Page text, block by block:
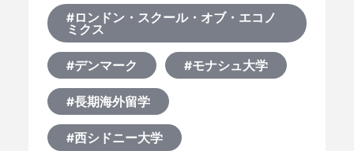
#ロンドン・スクール・オブ・エコノ
ミクス
#デンマーク #モナシュ大学
#長期海外留学
#西シドニー大学